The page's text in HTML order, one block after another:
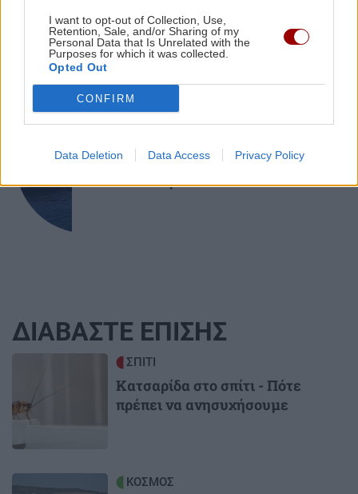
I want to opt-out of Collection, Use,
Retention, Sale, and/or Sharing of my
Personal Data that Is Unrelated with the
Purposes for which it was collected.
Opted Out
CONFIRM
Data Deletion Data Access Privacy Policy
Έφτιαξε ηλιακό γιοτ με $20.000 και
διένυσε 3.000 ναυτικά μίλια χωρίς
στάλα καυσίμου!
ΔΙΑΒΑΣΤΕ ΕΠΙΣΗΣ
ΣΠΙΤΙ
Κατσαρίδα στο σπίτι - Πότε
πρέπει να ανησυχήσουμε
ΚΟΣΜΟΣ